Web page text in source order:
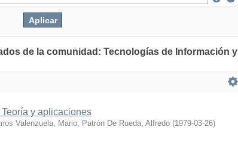
de la comunidad: Tecnologías de Información y
y aplicaciones
Valenzuela, Mario; Patrón De Rueda, Alfredo (1979-03-26)